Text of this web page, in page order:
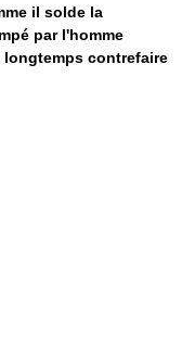
il solde la
par l'homme
contrefaire